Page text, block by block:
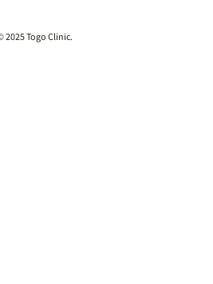
2025 Togo Clinic.